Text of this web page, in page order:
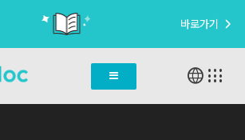
바로가기
language apps